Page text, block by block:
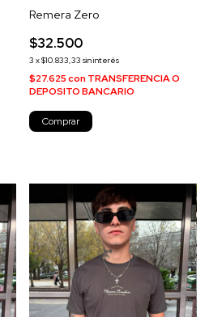
Remera Zero
$32.500
3 x$10.833,33 sin interés
$27.625conTRANSFERENCIA O
DEPOSITO BANCARIO
Comprar